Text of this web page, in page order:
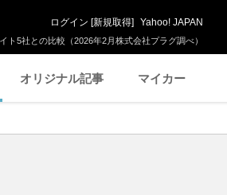
5社との比較（2026年2月株式会社プラグ調べ）
ログイン [新規取得] Yahoo! JAPAN
オリジナル記事 マイカー